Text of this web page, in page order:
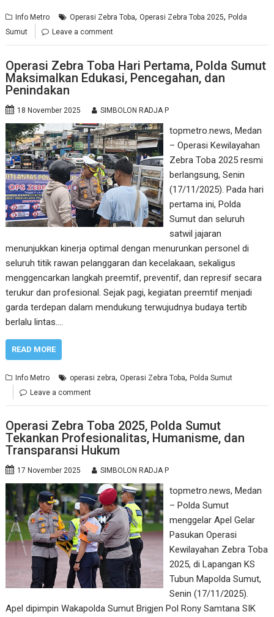
Info Metro Operasi Zebra Toba,Operasi Zebra Toba 2025,Polda
Sumut
Leave a comment
Operasi Zebra Toba Hari Pertama, Polda Sumut
Maksimalkan Edukasi, Pencegahan, dan
Penindakan
18 November 2025 SIMBOLON RADJA P
topmetro.news, Medan
– Operasi Kewilayahan
Zebra Toba 2025 resmi
berlangsung, Senin
(17/11/2025). Pada hari
pertama ini, Polda
Sumut dan seluruh
satwil jajaran
menunjukkan kinerja optimal dengan menurunkan personel di
seluruh titik rawan pelanggaran dan kecelakaan, sekaligus
menggencarkan langkah preemtif, preventif, dan represif secara
terukur dan profesional. Sejak pagi, kegiatan preemtif menjadi
garda terdepan dalam mendukung terwujudnya budaya tertib
berlalu lintas.…
READ MORE
Info Metro operasi zebra,Operasi Zebra Toba,Polda Sumut
Leave a comment
Operasi Zebra Toba 2025, Polda Sumut
Tekankan Profesionalitas, Humanisme, dan
Transparansi Hukum
17 November 2025 SIMBOLON RADJA P
topmetro.news, Medan
– Polda Sumut
menggelar Apel Gelar
Pasukan Operasi
Kewilayahan Zebra Toba
2025, di Lapangan KS
Tubun Mapolda Sumut,
Senin (17/11/2025).
Apel dipimpin Wakapolda Sumut Brigjen Pol Rony Samtana SIK